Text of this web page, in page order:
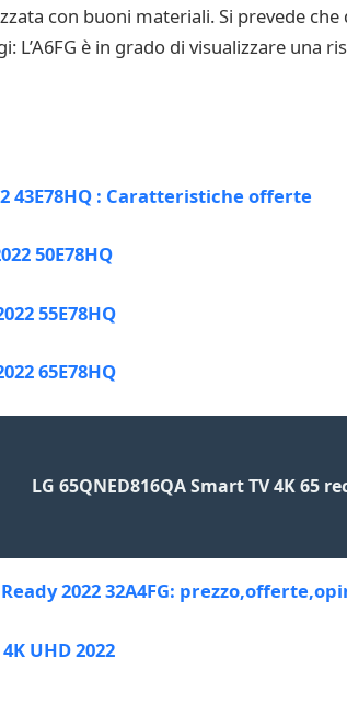
con buoni materiali. Si prevede
L’A6FG è in grado di visualizzare una
43E78HQ : Caratteristiche offerte
50E78HQ
55E78HQ
65E78HQ
LG 65QNED816QA Smart TV 4K 65
2022 32A4FG:
UHD 2022